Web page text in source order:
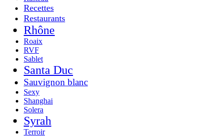
Recettes
Restaurants
Rhône
Roaix
RVF
Sablet
Santa Duc
Sauvignon blanc
Sexy
Shanghai
Solera
Syrah
Terroir